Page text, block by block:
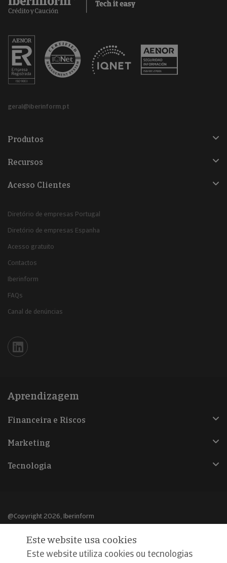
geral@iberinform.pt
Produtos
Recursos
Acesso Clientes
Diretório de empresas Portugal
Diretório de empresas Espanha
Acesso gratuito
Contactos
Iberinform
FAQs
Canal de denúncias
Iberinform en Linkedin
Aprendizagem
Financeira e Riscos
Marketing
Tecnologia
@Copyright 2026, Iberinform
Aviso legal
Política de cookies
Este website usa cookies
Este website utiliza cookies ou tecnologias